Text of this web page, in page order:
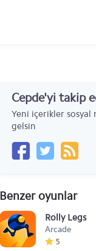
Cepde'yi takip
Yeni içerikler sosyal
gelsin
Benzer oyunlar
Rolly Legs
Arcade
5